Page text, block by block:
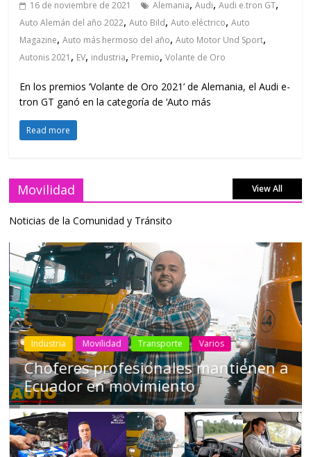
16 de noviembre de 2021 Alemania,Audi,Audi e.tron GT,
Auto Alemán del año 2022,Auto Bild,Auto eléctrico,Auto
Magazine,Auto más hermoso del año,Auto Motor Und Sport,
Autonis 2021 , EV, industria, Premio,Volante de Oro
En los premios ‘Volante de Oro 2021’ de Alemania, el Audi e-
tron GT ganó en la categoría de ‘Auto más
Read more
Movilidad View All
Noticias de la Comunidad y Tránsito
Industria Movilidad Transporte Varios
Choferes profesionales mantienen a
Ecuador en movimiento